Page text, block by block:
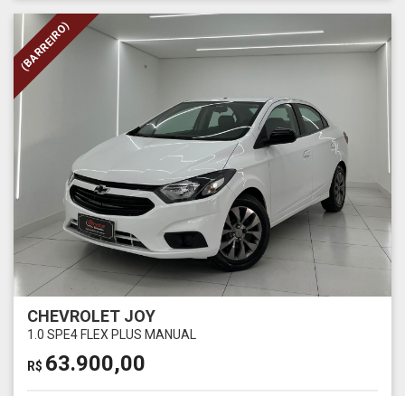
(BARREIRO)
CHEVROLET JOY
1.0 SPE4 FLEX PLUS MANUAL
R$ 63.900,00